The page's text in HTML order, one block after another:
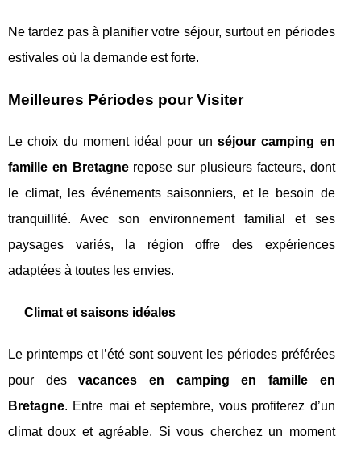
Ne tardez pas à planifier votre séjour, surtout en périodes
estivales où la demande est forte.
Meilleures Périodes pour Visiter
Le choix du moment idéal pour unséjour camping en
famille en Bretagnerepose sur plusieurs facteurs, dont
le climat, les événements saisonniers, et le besoin de
tranquillité. Avec son environnement familial et ses
paysages variés, la région offre des expériences
adaptées à toutes les envies.
Climat et saisons idéales
Le printemps et l’été sont souvent les périodes préférées
pour desvacances en camping en famille en
Bretagne. Entre mai et septembre, vous profiterez d’un
climat doux et agréable. Si vous cherchez un moment